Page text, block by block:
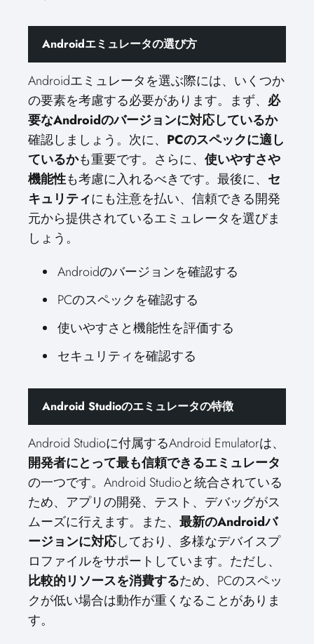
Androidエミュレータの選び方
Androidエミュレータを選ぶ際には、いくつか
の要素を考慮する必要があります。まず、 必
要なAndroidのバージョンに対応しているか
確認しましょう。次に、 PCのスペックに適し
ているかも重要です。さらに、 使いやすさや
機能性も考慮に入れるべきです。最後に、 セ
キュリティにも注意を払い、信頼できる開発
元から提供されているエミュレータを選びま
しょう。
Androidのバージョンを確認する
PCのスペックを確認する
使いやすさと機能性を評価する
セキュリティを確認する
Android Studioのエミュレータの特徴
Android Studioに付属するAndroid Emulatorは、
開発者にとって最も信頼できるエミュレータ
の一つです。Android Studioと統合されている
ため、アプリの開発、テスト、デバッグがス
ムーズに行えます。また、 最新のAndroidバ
ージョンに対応しており、多様なデバイスプ
ロファイルをサポートしています。ただし、
比較的リソースを消費するため、PCのスペッ
クが低い場合は動作が重くなることがありま
す。